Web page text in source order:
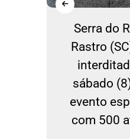
Serra do
Rastro
sábado
evento
com 500